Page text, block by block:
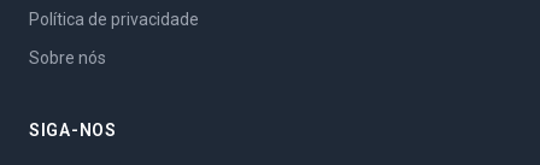
Política de privacidade
Sobre nós
SIGA-NOS